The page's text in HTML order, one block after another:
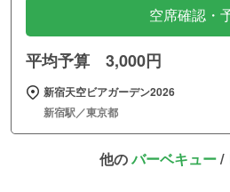
空席確認・
平均予算 3,000円
新宿天空ビアガーデン2026
新宿駅／東京都
他のバーベキュー/